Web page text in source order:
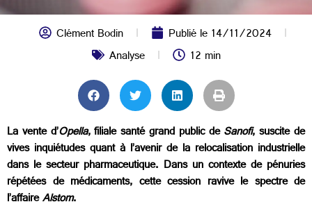
Clément Bodin Publié le14/11/2024
Analyse
12 min
La vente d’Opella, filiale santé grand public deSanofi, suscite de
vives inquiétudes quant à l’avenir de la relocalisation industrielle
dans le secteur pharmaceutique. Dans un contexte de pénuries
répétées de médicaments, cette cession ravive le spectre de
l’affaireAlstom.